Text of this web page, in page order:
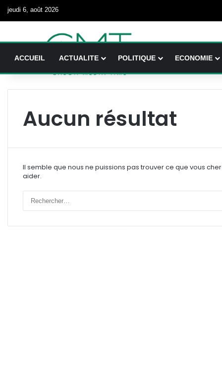
jeudi 6, août 2026
ACCUEIL ACTUALITE POLITIQUE ECONOMIE
Aucun résultat
Il semble que nous ne puissions pas trouver ce que vous
aider.